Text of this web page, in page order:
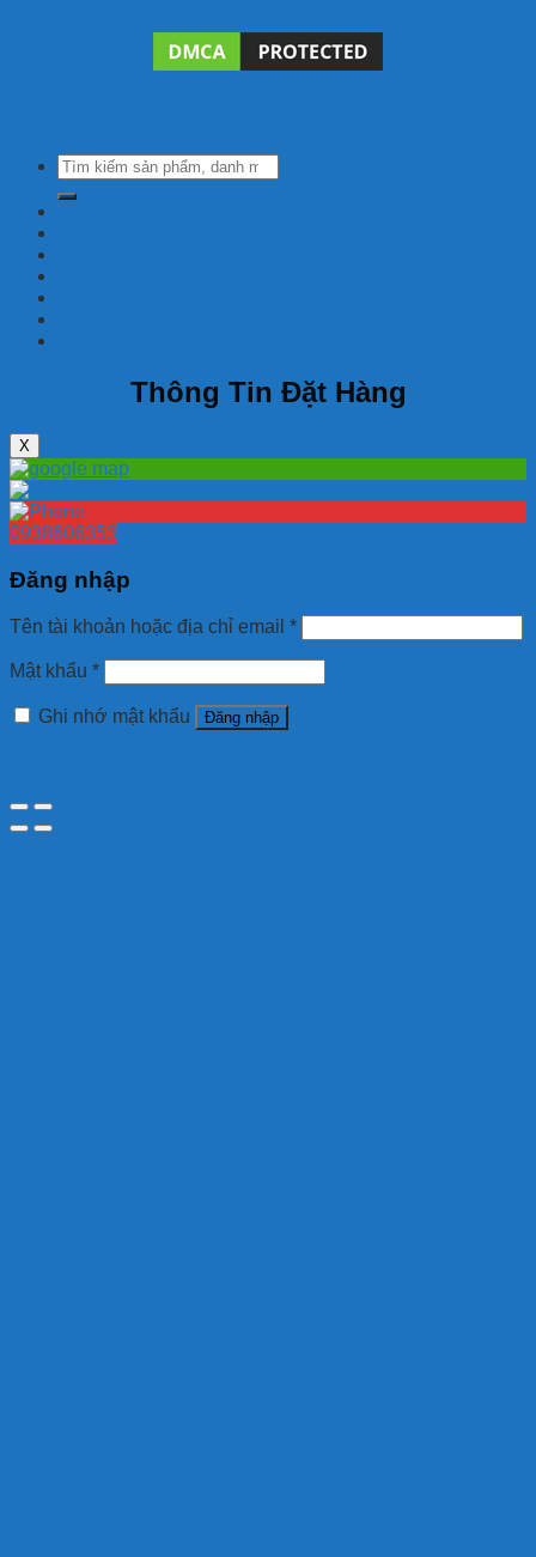
Tìm
kiếm:
Thông Tin Đặt Hàng
X
0938606353
Đăng nhập
Tên tài khoản hoặc địa chỉ email *
Mật khẩu *
Ghi nhớ mật khẩu Đăng nhập